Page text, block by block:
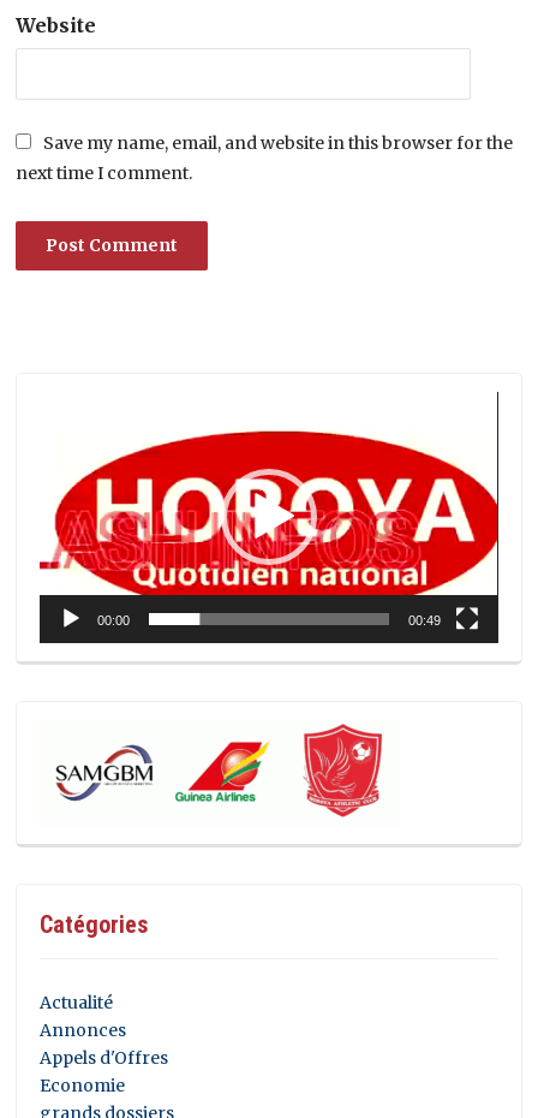
Website
Save my name, email, and website in this browser for the
next time I comment.
00:00 00:49
Catégories
Actualité
Annonces
Appels d'Offres
Economie
grands dossiers